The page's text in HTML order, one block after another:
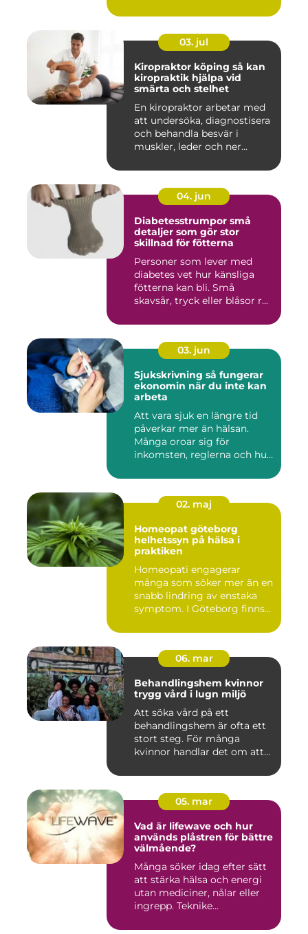
03. jul
Kiropraktor köping så kan
kiropraktik hjälpa vid
smärta och stelhet
En kiropraktor arbetar med
att undersöka, diagnostisera
och behandla besvär i
muskler, leder och ner...
04. jun
Diabetesstrumpor små
detaljer som gör stor
skillnad för fötterna
Personer som lever med
diabetes vet hur känsliga
fötterna kan bli. Små
skavsår, tryck eller blåsor r...
03. jun
Sjukskrivning så fungerar
ekonomin när du inte kan
arbeta
Att vara sjuk en längre tid
påverkar mer än hälsan.
Många oroar sig för
inkomsten, reglerna och hur
02. maj
Homeopat göteborg
helhetssyn på hälsa i
praktiken
Homeopati engagerar
många som söker mer än en
snabb lindring av enstaka
symptom. I Göteborg finns
06. mar
Behandlingshem kvinnor
trygg vård i lugn miljö
Att söka vård på ett
behandlingshem är ofta ett
stort steg. För många
kvinnor handlar det om att
05. mar
Vad är lifewave och hur
används plåstren för bättre
välmående?
Många söker idag efter sätt
att stärka hälsa och energi
utan mediciner, nålar eller
ingrepp. Teknike...